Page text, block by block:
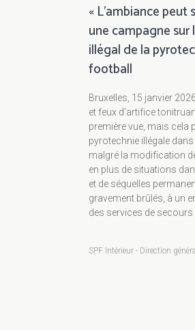
« L’ambiance
une campagne sur
illégal de la
football
Bruxelles, 15 janvier
et feux d’artifice
première vue, mais cela
pyrotechnie illégale
malgré la modification
en plus de situations
et de séquelles
gravement brûlés, à un
des services de secours
SPF Intérieur - Direction